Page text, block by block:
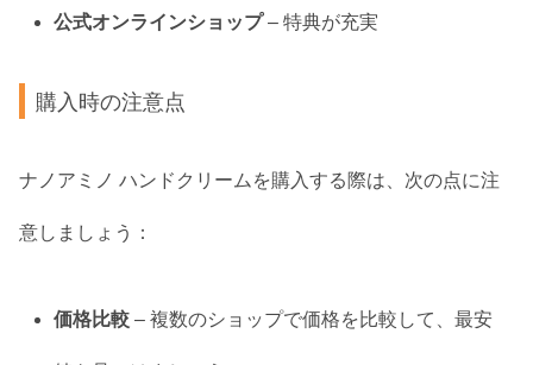
公式オンラインショップ– 特典が充実
購入時の注意点
ナノアミノ ハンドクリームを購入する際は、次の点に注
意しましょう：
価格比較 – 複数のショップで価格を比較して、最安